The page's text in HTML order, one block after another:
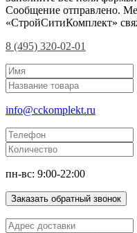
Сообщение отправлено.
«СтройСитиКомплект»
8 (495) 320-02-01
info@cckomplekt.ru
пн-вс: 9:00-22:00
Заказать обратный звонок